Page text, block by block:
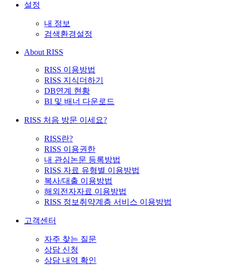
설정
내 정보
검색환경설정
About RISS
RISS 이용방법
RISS 지식더하기
DB연계 현황
BI 및 배너 다운로드
RISS 처음 방문 이세요?
RISS란?
RISS 이용권한
내 관심논문 등록방법
RISS 자료 유형별 이용방법
복사/대출 이용방법
해외전자자료 이용방법
RISS 정보취약계층 서비스 이용방법
고객센터
자주 찾는 질문
상담 신청
상담 내역 확인